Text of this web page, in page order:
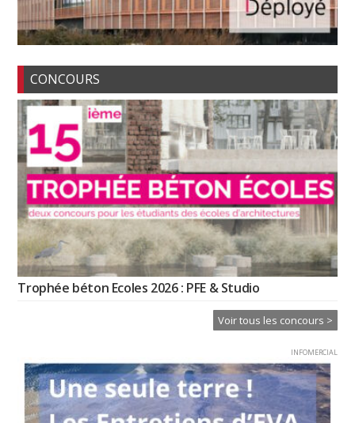
CONCOURS
Trophée béton Ecoles 2026 : PFE & Studio
Voir tous les concours >
INFOMERCIAL